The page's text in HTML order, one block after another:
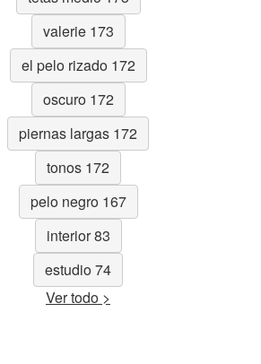
valerie 173
el pelo rizado 172
oscuro 172
piernas largas 172
tonos 172
pelo negro 167
interior 83
estudio 74
Ver todo >